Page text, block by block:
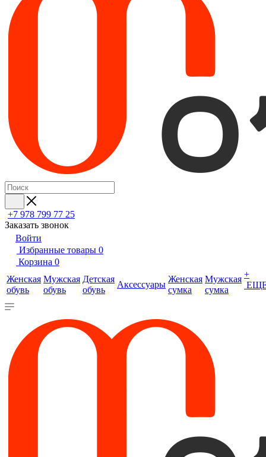
+7 978 799 77 25
Заказать звонок
Войти
Избранные товары 0
Корзина 0
Женская
обувь
Мужская
обувь
Детская
обувь
Аксессуары
Женская
сумка
Мужская
сумка
+